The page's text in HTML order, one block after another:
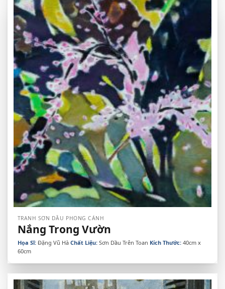
TRANH SƠN DẦU PHONG CẢNH
Nắng Trong Vườn
Họa Sĩ:Đặng Vũ Hà Chất Liệu:Sơn Dầu Trên Toan Kích Thước:40cm x
60cm